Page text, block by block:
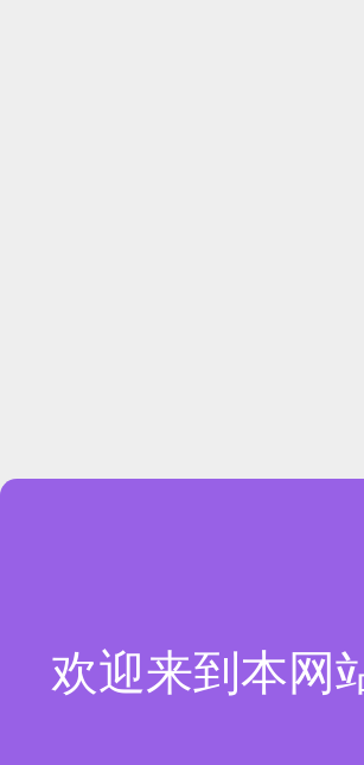
欢迎来到本网